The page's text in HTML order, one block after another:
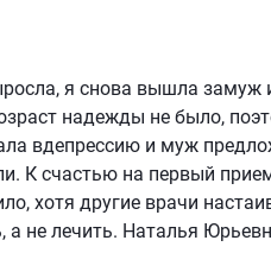
я снова вышла замуж
надежды не было,
вдепрессию и муж
К счастью на первый
хотя другие врачи
не лечить. Наталья